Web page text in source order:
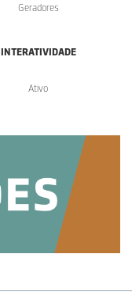
Geradores
INTERATIVIDADE
Ativo